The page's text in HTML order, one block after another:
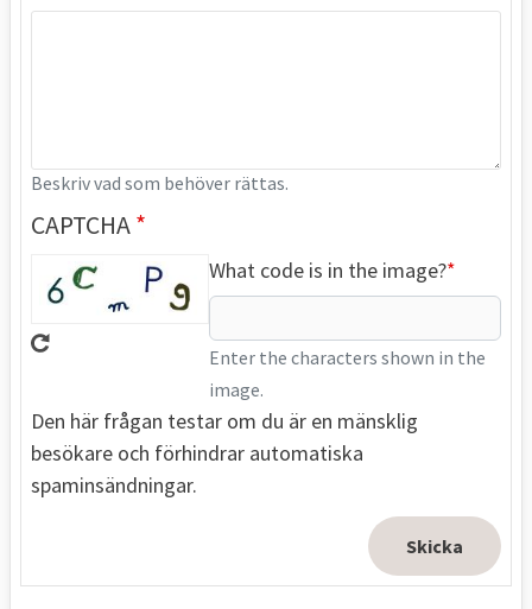
Beskriv vad som behöver rättas.
CAPTCHA
What code is in the image?
Enter the characters shown in the
image.
Den här frågan testar om du är en mänsklig
besökare och förhindrar automatiska
spaminsändningar.